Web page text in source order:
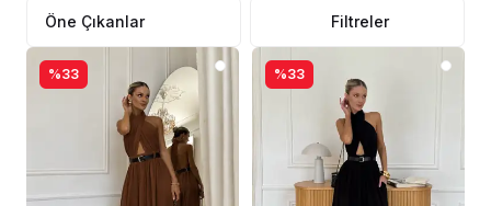
Filtreler
%33 %33